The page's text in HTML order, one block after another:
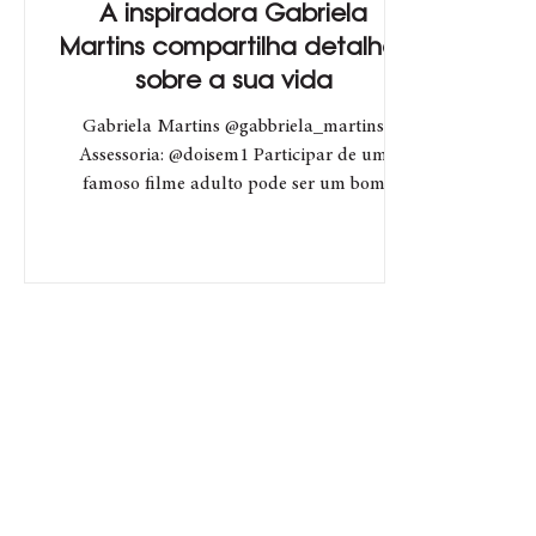
A inspiradora Gabriela
Martins compartilha detalhes
sobre a sua vida
Gabriela Martins @gabbriela_martins
Assessoria: @doisem1 Participar de um
famoso filme adulto pode ser um bom